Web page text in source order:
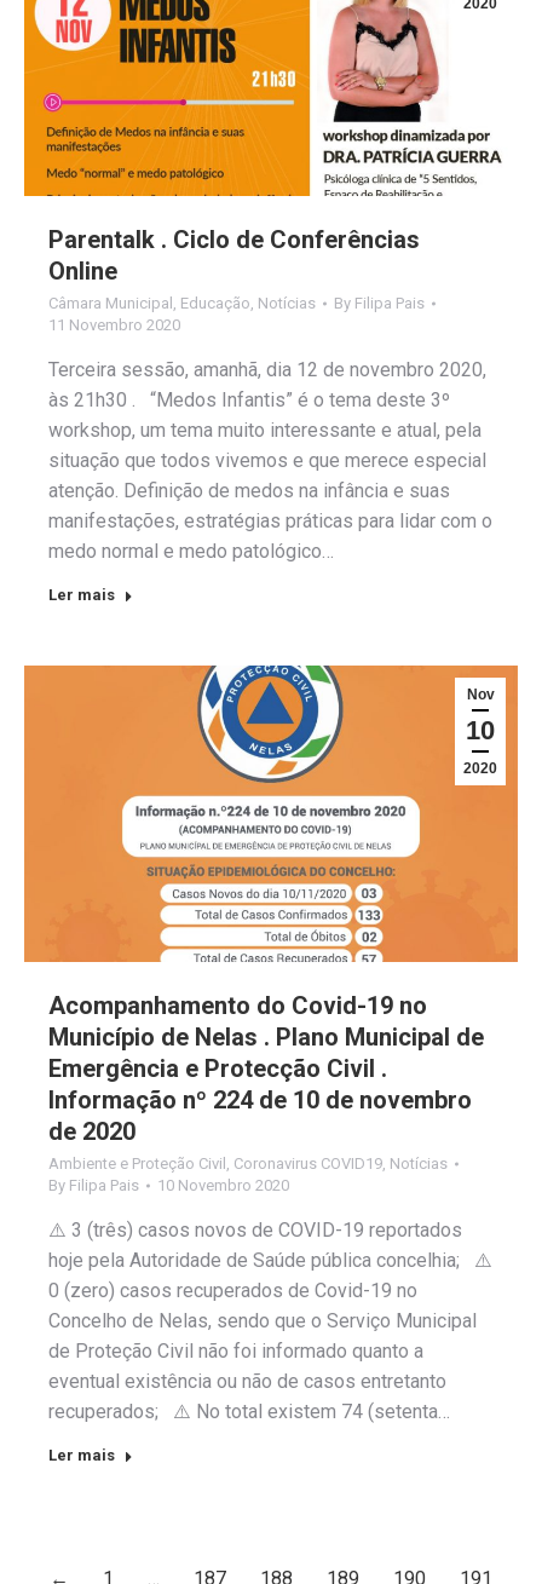
2020
Parentalk . Ciclo de Conferências
Online
Câmara Municipal , Educação, Notícias By Filipa Pais
11 Novembro 2020
Terceira sessão, amanhã, dia 12 de novembro 2020,
às 21h30 . “Medos Infantis” é o tema deste 3º
workshop, um tema muito interessante e atual, pela
situação que todos vivemos e que merece especial
atenção. Definição de medos na infância e suas
manifestações, estratégias práticas para lidar com o
medo normal e medo patológico…
Ler mais
Nov
10
2020
Acompanhamento do Covid-19 no
Município de Nelas . Plano Municipal de
Emergência e Protecção Civil .
Informação nº 224 de 10 de novembro
de 2020
Ambiente e Proteção Civil Coronavirus COVID19 Notícias
By Filipa Pais 10 Novembro 2020
⚠️ 3 (três) casos novos de COVID-19 reportados
hoje pela Autoridade de Saúde pública concelhia; ⚠️
0 (zero) casos recuperados de Covid-19 no
Concelho de Nelas, sendo que o Serviço Municipal
de Proteção Civil não foi informado quanto a
eventual existência ou não de casos entretanto
recuperados; ⚠️ No total existem 74 (setenta…
Ler mais
← 1 … 187 188 189 190
191